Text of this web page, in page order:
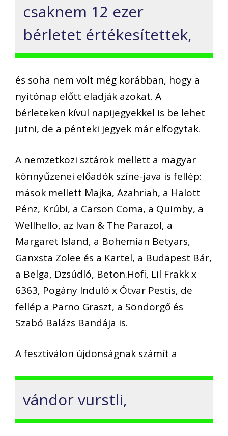
csaknem 12 ezer
bérletet értékesítettek,
és soha nem volt még korábban, hogy a
nyitónap előtt eladják azokat. A
bérleteken kívül napijegyekkel is be lehet
jutni, de a pénteki jegyek már elfogytak.
A nemzetközi sztárok mellett a magyar
könnyűzenei előadók színe-java is fellép:
mások mellett Majka, Azahriah, a Halott
Pénz, Krúbi, a Carson Coma, a Quimby, a
Wellhello, az Ivan & The Parazol, a
Margaret Island, a Bohemian Betyars,
Ganxsta Zolee és a Kartel, a Budapest Bár,
a Bëlga, Dzsúdló, Beton.Hofi, Lil Frakk x
6363, Pogány Induló x Ótvar Pestis, de
fellép a Parno Graszt, a Söndörgő és
Szabó Balázs Bandája is.
A fesztiválon újdonságnak számít a
vándor vurstli,